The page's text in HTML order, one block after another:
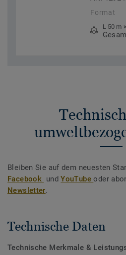
Format
L 50 m
Bleiben Sie auf dem neuesten
Facebook undYouTubeoder
Newsletter.
Technische Daten
Technische Merkmale &